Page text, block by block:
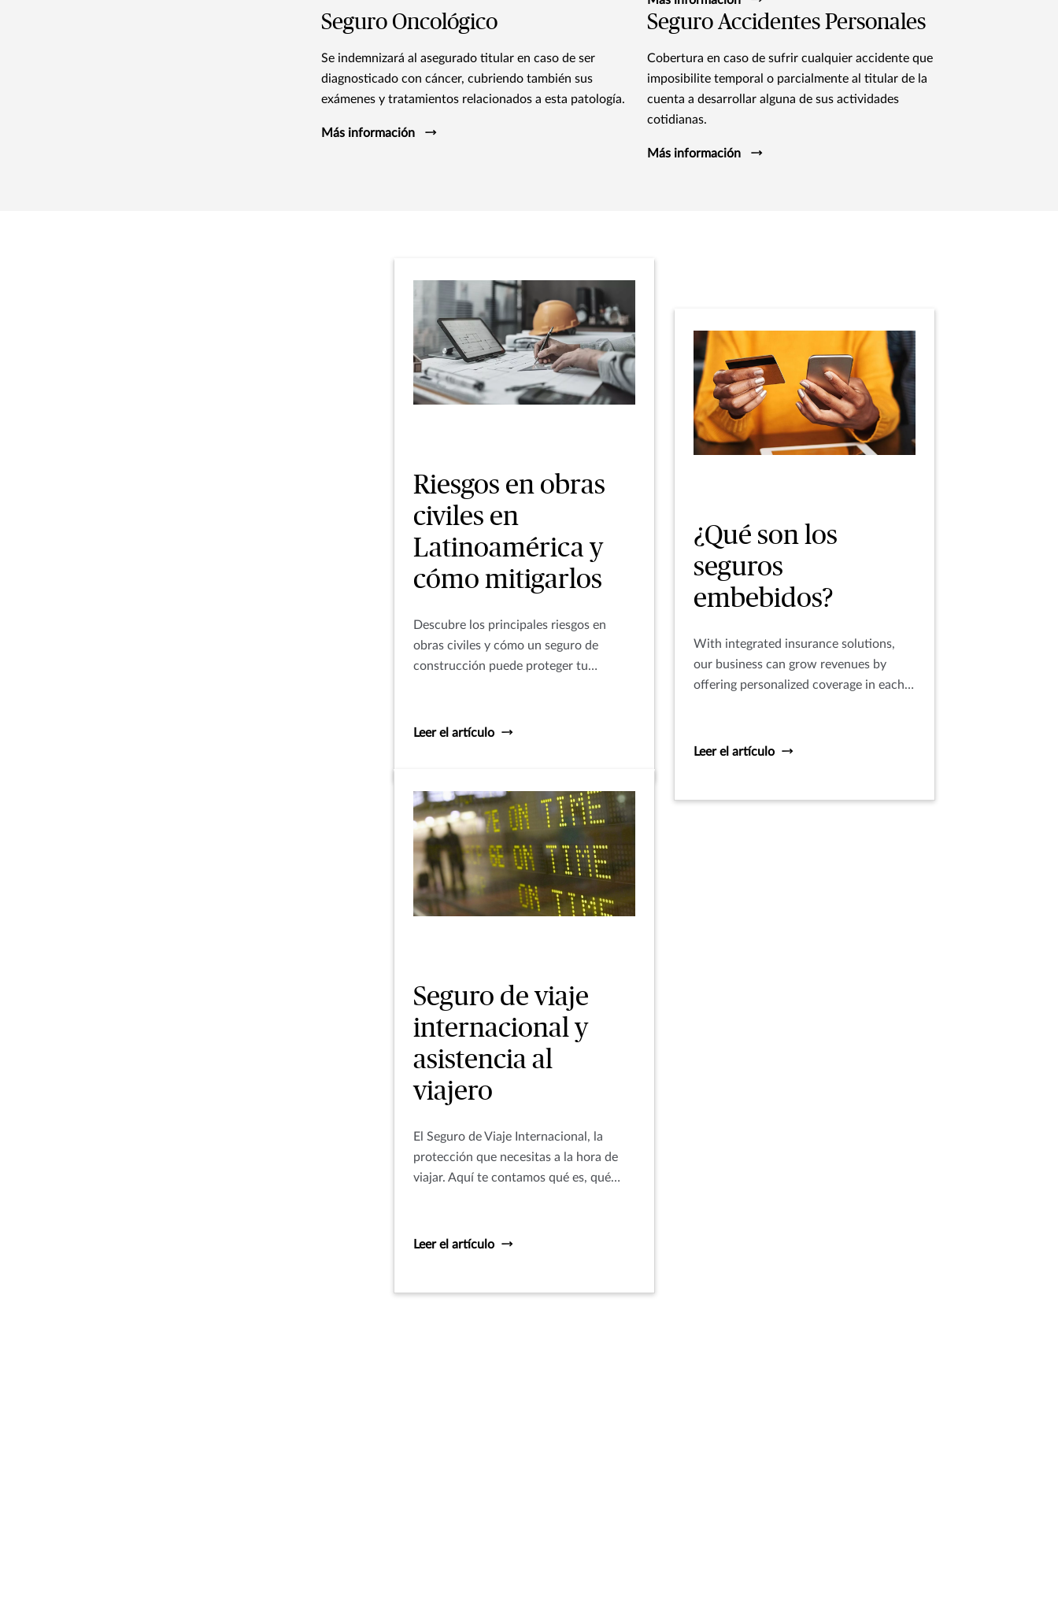
Seguro Oncológico
Se indemnizará al asegurado titular en caso de ser
diagnosticado con cáncer, cubriendo también sus
exámenes y tratamientos relacionados a esta patología.​
Más información
Seguro Accidentes Personales
Cobertura en caso de sufrir cualquier accidente que
imposibilite temporal o parcialmente al titular de la
cuenta a desarrollar alguna de sus actividades
cotidianas.
Más información
Riesgos en obras
civiles en
Latinoamérica y
cómo mitigarlos
Descubre los principales riesgos en
obras civiles y cómo un seguro de
construcción puede proteger tu
Leer el artículo
¿Qué son los
seguros
embebidos?
With integrated insurance solutions,
our business can grow revenues by
offering personalized coverage in each
Leer el artículo
Seguro de viaje
internacional y
asistencia al
viajero
El Seguro de Viaje Internacional, la
protección que necesitas a la hora de
viajar. Aquí te contamos qué es, qué
Leer el artículo